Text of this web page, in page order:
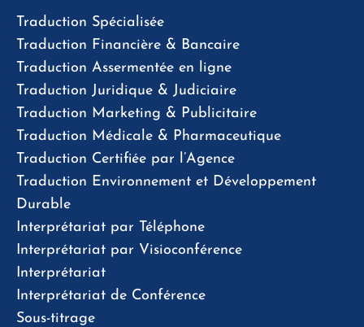
Traduction Spécialisée
Traduction Financière & Bancaire
Traduction Assermentée en ligne
Traduction Juridique & Judiciaire
Traduction Marketing & Publicitaire
Traduction Médicale & Pharmaceutique
Traduction Certifiée par l’Agence
Traduction Environnement et Développement
Durable
Interprétariat par Téléphone
Interprétariat par Visioconférence
Interprétariat
Interprétariat de Conférence
Sous-titrage